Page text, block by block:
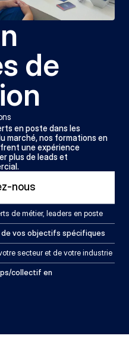
de
en poste dans les
marché, nos formations en
une expérience
plus de leads et
nous
de métier, leaders en poste
vos objectifs spécifiques
secteur et de votre industrie
collectif en